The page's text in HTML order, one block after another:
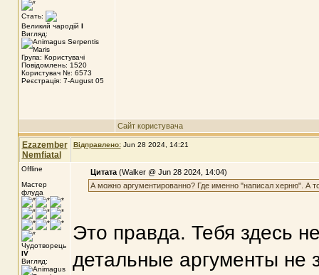
Стать:
Великий чародій I
Вигляд:
Група: Користувачі
Повідомлень: 1520
Користувач №: 6573
Реєстрація: 7-August 05
Сайт користувача
Ezazember
Nemfiatal
Відправлено: Jun 28 2024, 14:21
Offline
Мастер
флуда
Чудотворець
IV
Вигляд:
Цитата (Walker @ Jun 28 2024, 14:04)
А можно аргументированно? Где именно "написал херню". А
Это правда. Тебя здесь
детальные аргументы не